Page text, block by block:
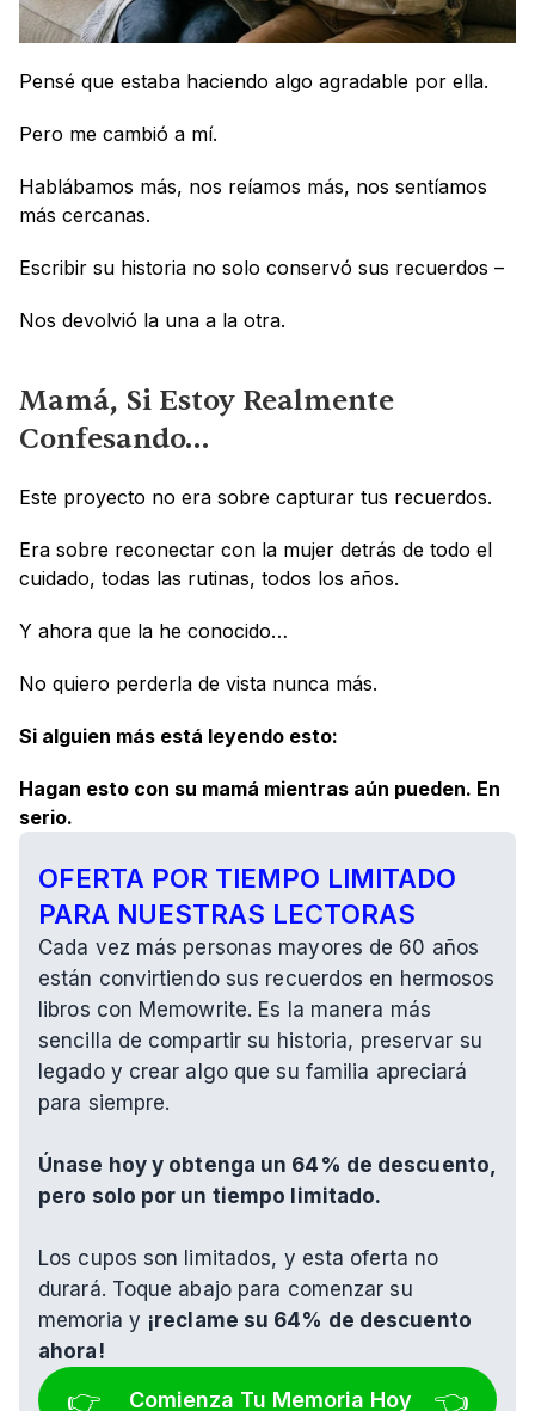
Pensé que estaba haciendo algo agradable por ella.
Pero me cambió a mí.
Hablábamos más, nos reíamos más, nos sentíamos
más cercanas.
Escribir su historia no solo conservó sus recuerdos –
Nos devolvió la una a la otra.
Mamá, Si Estoy Realmente
Confesando…
Este proyecto no era sobre capturar tus recuerdos.
Era sobre reconectar con la mujer detrás de todo el
cuidado, todas las rutinas, todos los años.
Y ahora que la he conocido…
No quiero perderla de vista nunca más.
Si alguien más está leyendo esto:
Hagan esto con su mamá mientras aún pueden. En
serio.
OFERTA POR TIEMPO LIMITADO
PARA NUESTRAS LECTORAS
Cada vez más personas mayores de 60 años
están convirtiendo sus recuerdos en hermosos
libros con Memowrite. Es la manera más
sencilla de compartir su historia, preservar su
legado y crear algo que su familia apreciará
para siempre.
Únase hoy y obtenga un 64% de descuento,
pero solo por un tiempo limitado.
Los cupos son limitados, y esta oferta no
durará. Toque abajo para comenzar su
memoria y ¡reclame su 64% de descuento
ahora!
👉 Comienza Tu Memoria Hoy 👈